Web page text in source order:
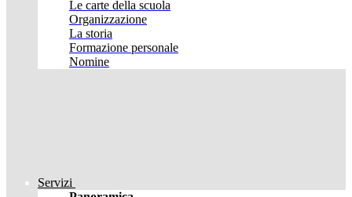
Le carte della scuola
Organizzazione
La storia
Formazione personale
Nomine
Servizi